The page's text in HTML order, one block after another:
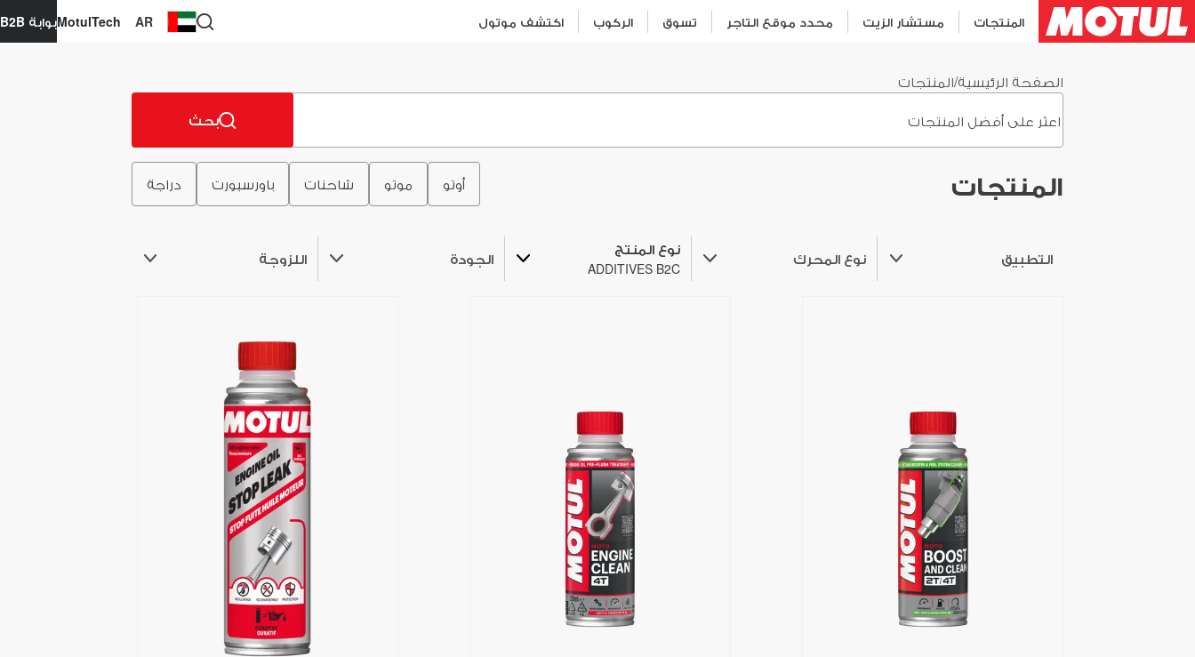
المنتجات مستشار الزيت محدد موقع التاجر تسوق الركوب اكتشف موتول AR
MotulTechبوابة B2B
الصفحة الرئيسية/المنتجات
بحث
المنتجات أوتو موتو شاحنات باورسبورت دراجة
التطبيق نوع المحرك نوع المنتج
ADDITIVES B2C
الجودة اللزوجة